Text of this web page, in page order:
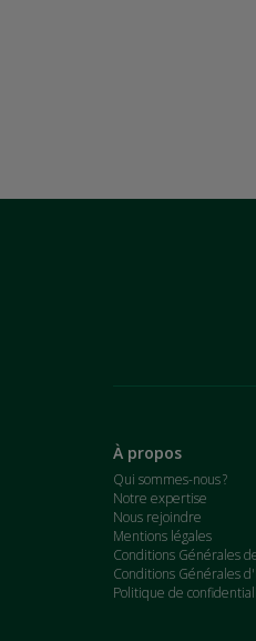
À propos
Qui sommes-nous ?
Notre expertise
Nous rejoindre
Mentions légales
Conditions Générales
Conditions Générales
Politique de